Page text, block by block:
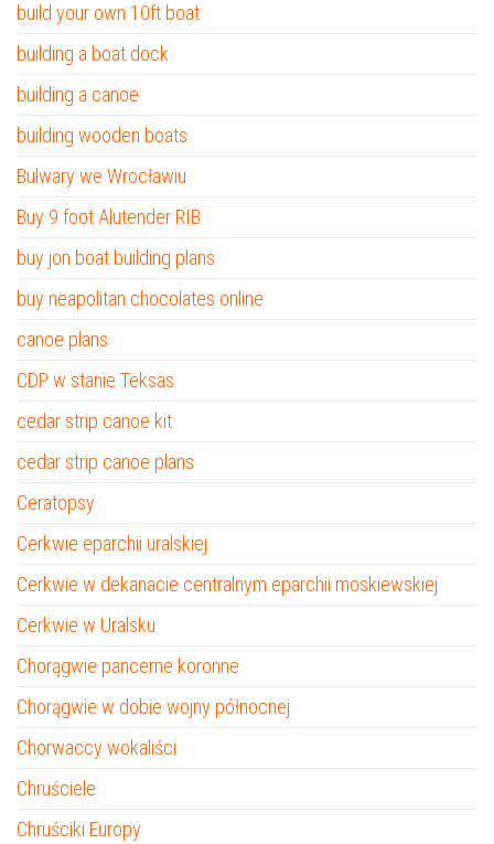
build your own 10ft boat
building a boat dock
building a canoe
building wooden boats
Bulwary we Wrocławiu
Buy 9 foot Alutender RIB
buy jon boat building plans
buy neapolitan chocolates online
canoe plans
CDP w stanie Teksas
cedar strip canoe kit
cedar strip canoe plans
Ceratopsy
Cerkwie eparchii uralskiej
Cerkwie w dekanacie centralnym eparchii moskiewskiej
Cerkwie w Uralsku
Chorągwie pancerne koronne
Chorągwie w dobie wojny północnej
Chorwaccy wokaliści
Chruściele
Chruściki Europy